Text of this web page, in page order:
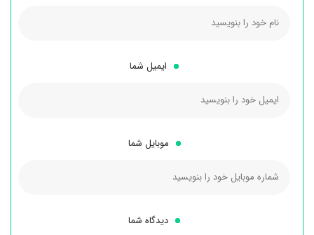
ایمیل شما
موبایل شما
دیدگاه شما